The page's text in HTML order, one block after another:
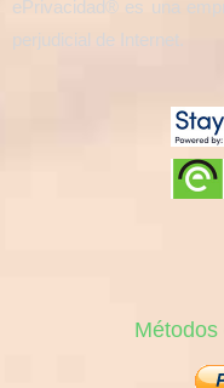
ePrivacidad® es una
perjudicial de Internet.